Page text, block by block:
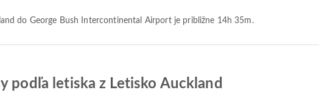
do George Bush Intercontinental Airport je približne 14h 35m.
podľa letiska z Letisko Auckland